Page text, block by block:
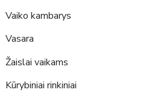
Vaiko kambarys
Vasara
Žaislai vaikams
Kūrybiniai rinkiniai